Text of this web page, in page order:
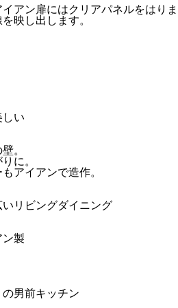
アン扉にはクリアパネルをはり
映し出します。
しい
。
に。
アイアンで造作。
リビングダイニング
製
男前キッチン